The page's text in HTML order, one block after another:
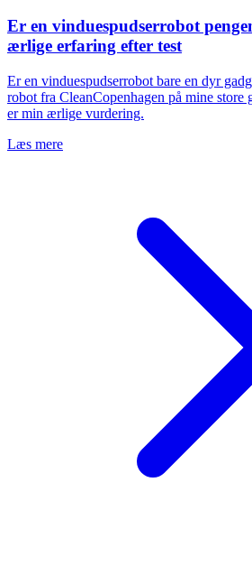
Er en vinduespudserrobot
ærlige erfaring efter test
Er en vinduespudserrobot bare en dyr
robot fra CleanCopenhagen på mine
er min ærlige vurdering.
Læs mere